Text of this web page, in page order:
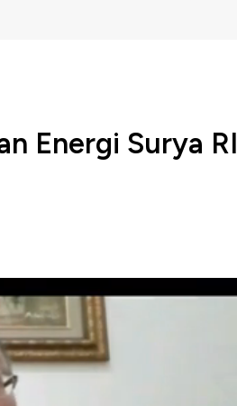
Energi Surya RI
ESDM, Chrisnawan Anditya
terpasang baru 153,8 Megawatt,
Bali.
dialog Aline Wiratmaja dengan